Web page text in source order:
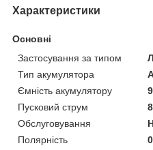
Характеристики
Основні
Застосування за типом
Тип акумулятора
Ємність акумулятору
Пусковий струм
Обслуговування
Полярність